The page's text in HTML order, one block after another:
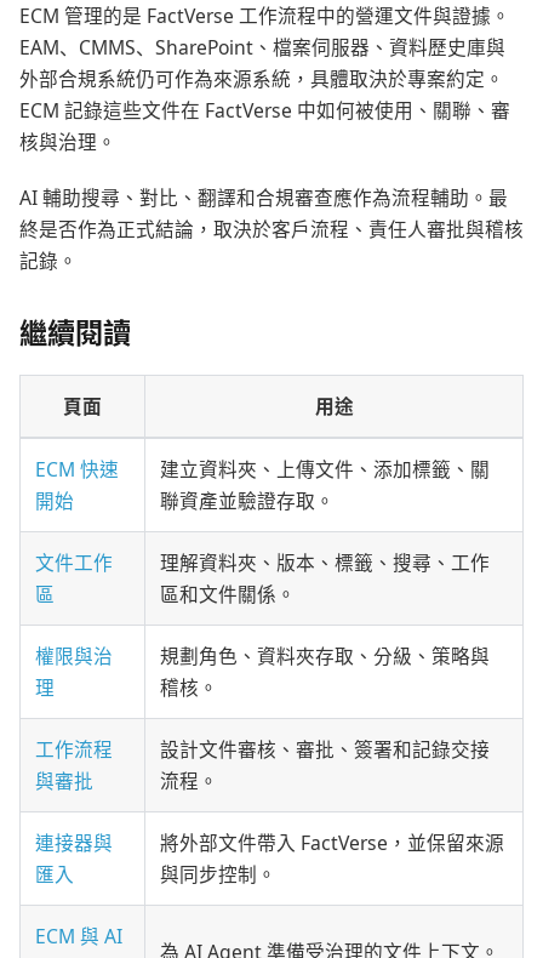
ECM 管理的是 FactVerse 工作流程中的營運文件與證據。
EAM、CMMS、SharePoint、檔案伺服器、資料歷史庫與
外部合規系統仍可作為來源系統，具體取決於專案約定。
ECM 記錄這些文件在 FactVerse 中如何被使用、關聯、審
核與治理。
AI 輔助搜尋、對比、翻譯和合規審查應作為流程輔助。最
終是否作為正式結論，取決於客戶流程、責任人審批與稽核
記錄。
繼續閱讀
頁面 用途
ECM 快速
開始
建立資料夾、上傳文件、添加標籤、關
聯資產並驗證存取。
文件工作
區
理解資料夾、版本、標籤、搜尋、工作
區和文件關係。
權限與治
理
規劃角色、資料夾存取、分級、策略與
稽核。
工作流程
與審批
設計文件審核、審批、簽署和記錄交接
流程。
連接器與
匯入
將外部文件帶入 FactVerse，並保留來源
與同步控制。
ECM 與 AI
為 AI Agent 準備受治理的文件上下文。